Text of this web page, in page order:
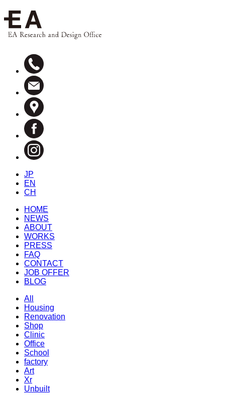
JP
EN
CH
HOME
NEWS
ABOUT
WORKS
PRESS
FAQ
CONTACT
JOB OFFER
BLOG
All
Housing
Renovation
Shop
Clinic
Office
School
factory
Art
Xr
Unbuilt